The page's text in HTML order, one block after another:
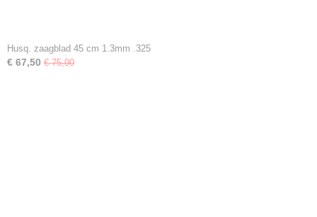
Husq. zaagblad 45 cm 1.3mm .325
€ 67,50 € 75,00